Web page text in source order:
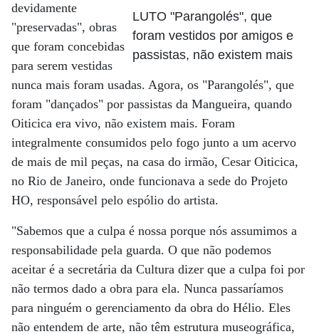
LUTO "Parangolés", que
foram vestidos por amigos e
passistas, não existem mais
devidamente
"preservadas", obras
que foram concebidas
para serem vestidas
nunca mais foram usadas. Agora, os "Parangolés", que
foram "dançados" por passistas da Mangueira, quando
Oiticica era vivo, não existem mais. Foram
integralmente consumidos pelo fogo junto a um acervo
de mais de mil peças, na casa do irmão, Cesar Oiticica,
no Rio de Janeiro, onde funcionava a sede do Projeto
HO, responsável pelo espólio do artista.
"Sabemos que a culpa é nossa porque nós assumimos a
responsabilidade pela guarda. O que não podemos
aceitar é a secretária da Cultura dizer que a culpa foi por
não termos dado a obra para ela. Nunca passaríamos
para ninguém o gerenciamento da obra do Hélio. Eles
não entendem de arte, não têm estrutura museográfica,